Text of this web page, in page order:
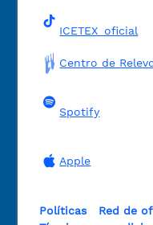
ICETEX_oficial
Centro de
Spotify
Apple
Políticas Red de